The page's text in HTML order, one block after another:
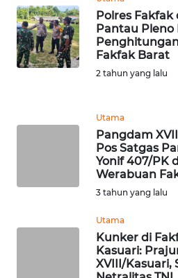
Polres Fakfak
Pantau Pleno
Fakfak Barat
2 tahun yang lalu
Utama
Pangdam
Pos Satgas
Yonif 407/PK
Werabuan
3 tahun yang lalu
Utama
Kunker di
Kasuari:
XVIII/Kasuari,
WN
KALTARA
WN
WN